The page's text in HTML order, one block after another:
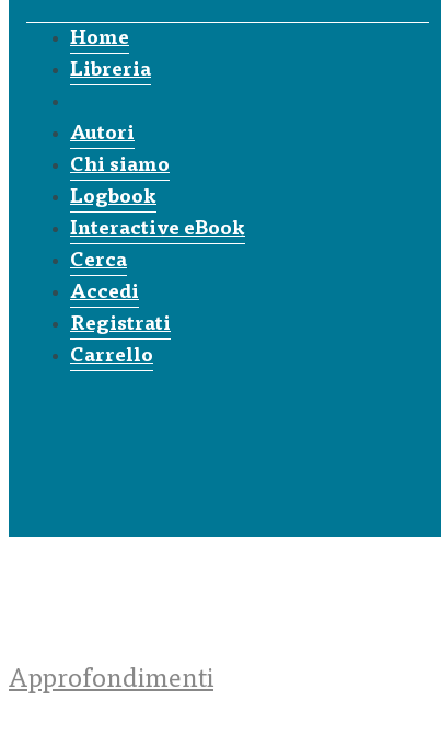
Home
Libreria
Autori
Chi siamo
Logbook
Interactive eBook
Cerca
Accedi
Registrati
Carrello
Approfondimenti